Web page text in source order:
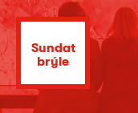
Sundat
brýle